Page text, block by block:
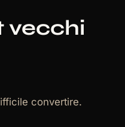
vecchi
convertire.